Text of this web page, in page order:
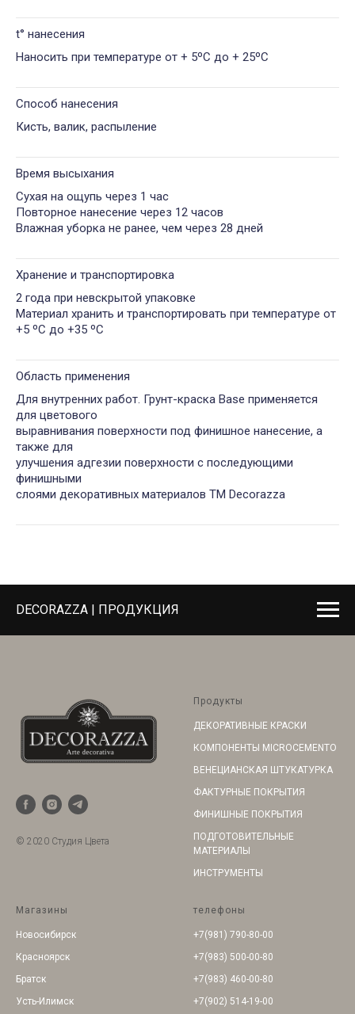
t° нанесения
Наносить при температуре от + 5ºС до + 25ºС
Способ нанесения
Кисть, валик, распыление
Время высыхания
Сухая на ощупь через 1 час
Повторное нанесение через 12 часов
Влажная уборка не ранее, чем через 28 дней
Хранение и транспортировка
2 года при невскрытой упаковке
Материал хранить и транспортировать при температуре от
+5 ºС до +35 ºС
Область применения
Для внутренних работ. Грунт-краска Base применяется
для цветового
выравнивания поверхности под финишное нанесение, а
также для
улучшения адгезии поверхности с последующими
финишными
слоями декоративных материалов ТМ Decorazza
DECORAZZA | ПРОДУКЦИЯ
© 2020 Студия Цвета
Продукты
ДЕКОРАТИВНЫЕ КРАСКИ
КОМПОНЕНТЫ MICROCEMENTO
ВЕНЕЦИАНСКАЯ ШТУКАТУРКА
ФАКТУРНЫЕ ПОКРЫТИЯ
ФИНИШНЫЕ ПОКРЫТИЯ
ПОДГОТОВИТЕЛЬНЫЕ
МАТЕРИАЛЫ
ИНСТРУМЕНТЫ
Магазины
Новосибирск
Красноярск
Братск
Усть-Илимск
телефоны
+7(981) 790-80-00
+7(983) 500-00-80
+7(983) 460-00-80
+7(902) 514-19-00